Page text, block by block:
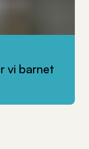
vi barnet